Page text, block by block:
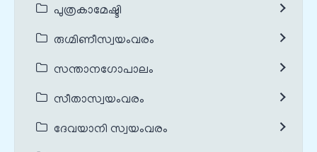
പുത്രകാമേഷ്ടി
രുഗ്മിണീസ്വയംവരം
സന്താനഗോപാലം
സീതാസ്വയംവരം
ദേവയാനി സ്വയംവരം